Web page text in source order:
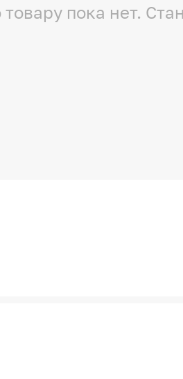
пока нет.